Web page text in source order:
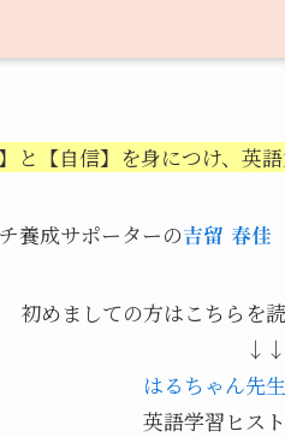
と【自信】を身につけ、英
養成サポーターの吉留 春佳
初めましての方はこちらを
はるちゃん先
英語学習ヒス